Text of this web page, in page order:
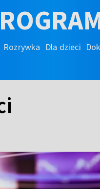
Rozrywka Dla dzieci